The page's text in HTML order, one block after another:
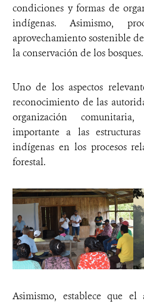
condiciones y formas de
indígenas. Asimismo,
aprovechamiento sostenible
la conservación de los bosques.
Uno de los aspectos
reconocimiento de las
organización
importante a las
indígenas en los procesos
forestal.
Asimismo, establece que el